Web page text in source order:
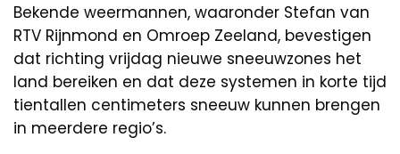
Bekende weermannen, waaronder Stefan van
RTV Rijnmond en Omroep Zeeland, bevestigen
dat richting vrijdag nieuwe sneeuwzones het
land bereiken en dat deze systemen in korte tijd
tientallen centimeters sneeuw kunnen brengen
in meerdere regio’s.